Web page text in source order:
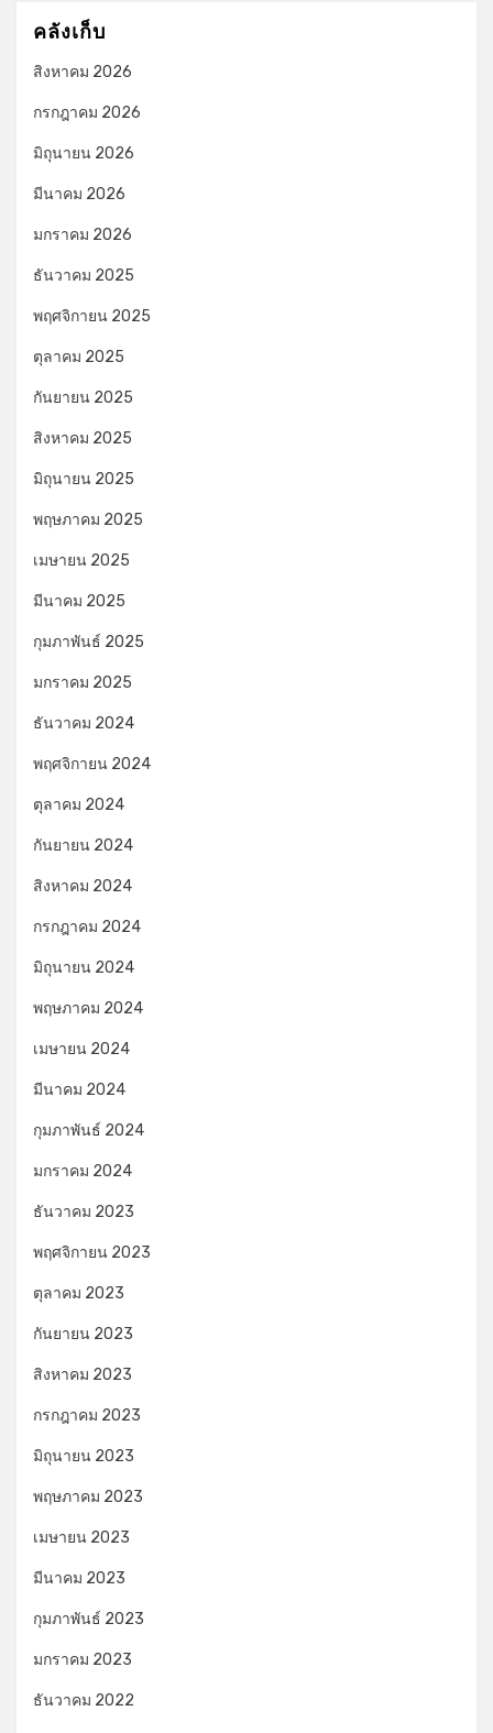
คลังเก็บ
สิงหาคม 2026
กรกฎาคม 2026
มิถุนายน 2026
มีนาคม 2026
มกราคม 2026
ธันวาคม 2025
พฤศจิกายน 2025
ตุลาคม 2025
กันยายน 2025
สิงหาคม 2025
มิถุนายน 2025
พฤษภาคม 2025
เมษายน 2025
มีนาคม 2025
กุมภาพันธ์ 2025
มกราคม 2025
ธันวาคม 2024
พฤศจิกายน 2024
ตุลาคม 2024
กันยายน 2024
สิงหาคม 2024
กรกฎาคม 2024
มิถุนายน 2024
พฤษภาคม 2024
เมษายน 2024
มีนาคม 2024
กุมภาพันธ์ 2024
มกราคม 2024
ธันวาคม 2023
พฤศจิกายน 2023
ตุลาคม 2023
กันยายน 2023
สิงหาคม 2023
กรกฎาคม 2023
มิถุนายน 2023
พฤษภาคม 2023
เมษายน 2023
มีนาคม 2023
กุมภาพันธ์ 2023
มกราคม 2023
ธันวาคม 2022